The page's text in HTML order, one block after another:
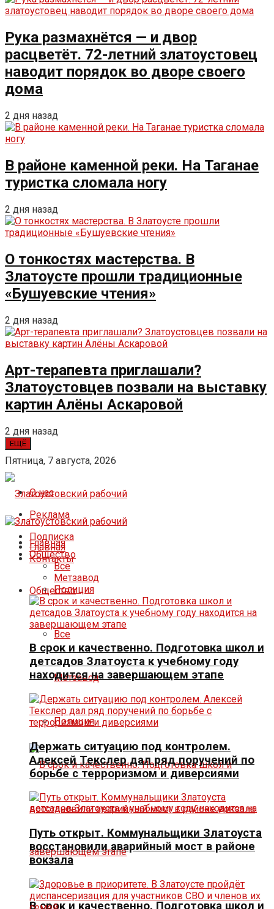
Рука размахнётся — и двор
расцветёт. 72-летний златоустовец
наводит порядок во дворе своего
дома
2 дня назад
В районе каменной реки. На Таганае
туристка сломала ногу
2 дня назад
О тонкостях мастерства. В
Златоусте прошли традиционные
«Бушуевские чтения»
2 дня назад
Арт-терапевта приглашали?
Златоустовцев позвали на выставку
картин Алёны Аскаровой
2 дня назад
ЕЩЁ
Пятница, 7 августа, 2026
О нас
Реклама
Подписка
Контакты
Главная
Общество
Все
Метзавод
Полиция
В срок и качественно. Подготовка школ и
Главная
Общество
Все
Метзавод
Полиция
В срок и качественно. Подготовка школ и
детсадов Златоуста к учебному году
находится на завершающем этапе
Держать ситуацию под контролем.
Алексей Текслер дал ряд поручений по
борьбе с терроризмом и диверсиями
Путь открыт. Коммунальщики Златоуста
восстановили аварийный мост в районе
вокзала